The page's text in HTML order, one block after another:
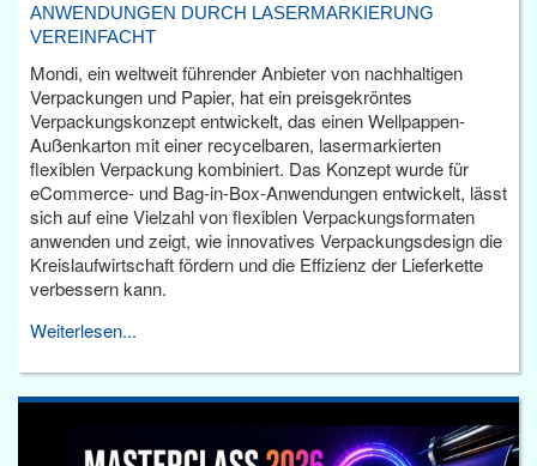
ANWENDUNGEN DURCH LASERMARKIERUNG
VEREINFACHT
Mondi, ein weltweit führender Anbieter von nachhaltigen
Verpackungen und Papier, hat ein preisgekröntes
Verpackungskonzept entwickelt, das einen Wellpappen-
Außenkarton mit einer recycelbaren, lasermarkierten
flexiblen Verpackung kombiniert. Das Konzept wurde für
eCommerce- und Bag-in-Box-Anwendungen entwickelt, lässt
sich auf eine Vielzahl von flexiblen Verpackungsformaten
anwenden und zeigt, wie innovatives Verpackungsdesign die
Kreislaufwirtschaft fördern und die Effizienz der Lieferkette
verbessern kann.
Weiterlesen...